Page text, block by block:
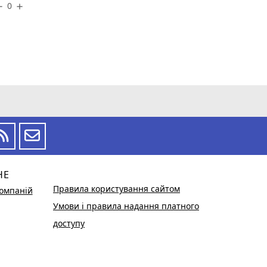
0 add
Правила користування сайтом
Умови і правила надання платного
доступу